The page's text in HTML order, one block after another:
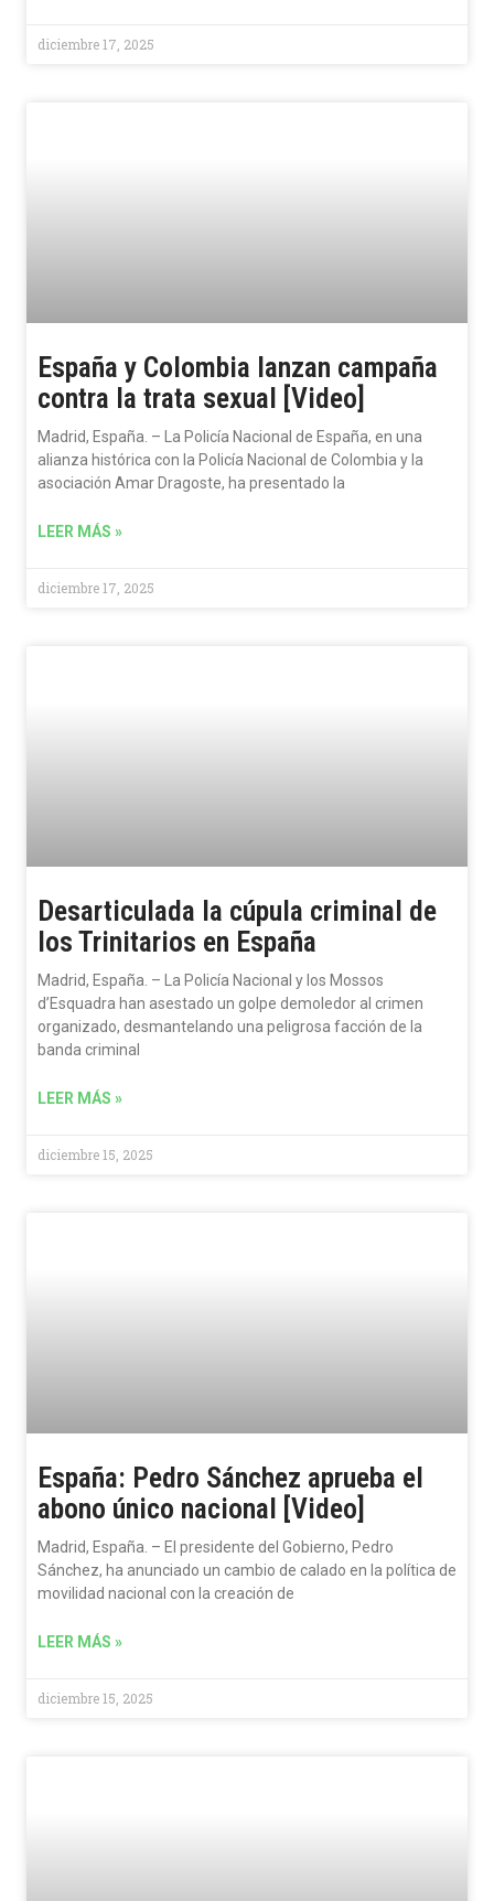
diciembre 17, 2025
España y Colombia lanzan campaña
contra la trata sexual [Video]
Madrid, España. – La Policía Nacional de España, en una
alianza histórica con la Policía Nacional de Colombia y la
asociación Amar Dragoste, ha presentado la
LEER MÁS »
diciembre 17, 2025
Desarticulada la cúpula criminal de
los Trinitarios en España
Madrid, España. – La Policía Nacional y los Mossos
d’Esquadra han asestado un golpe demoledor al crimen
organizado, desmantelando una peligrosa facción de la
banda criminal
LEER MÁS »
diciembre 15, 2025
España: Pedro Sánchez aprueba el
abono único nacional [Video]
Madrid, España. – El presidente del Gobierno, Pedro
Sánchez, ha anunciado un cambio de calado en la política de
movilidad nacional con la creación de
LEER MÁS »
diciembre 15, 2025